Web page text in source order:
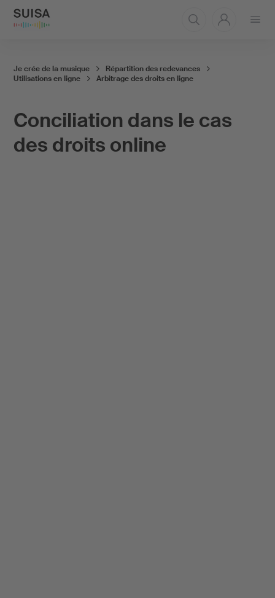
le
Conciliation dans le cas
des droits online
Je crée de la musique
Répartition des redevances
Utilisations en ligne
Arbitrage des droits en ligne